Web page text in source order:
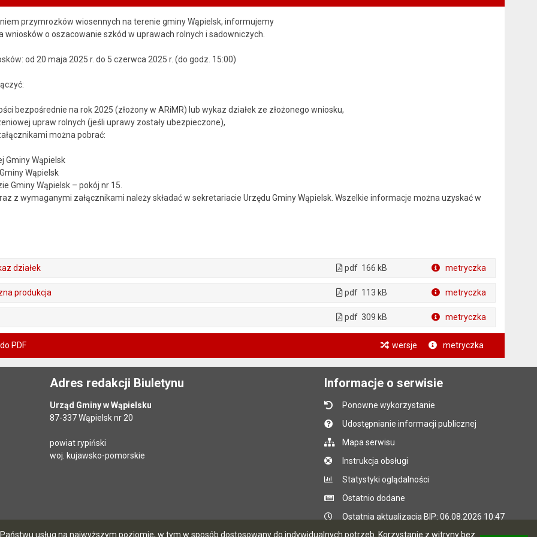
usług na najwyższym poziomie, w tym w sposób dostosowany do indywidualnych potrzeb. Korzystanie z witryny bez
przymrozków wiosennych na terenie gminy Wąpielsk, informujemy
wniosków o oszacowanie szkód w uprawach rolnych i sadowniczych.
od 20 maja 2025 r. do 5 czerwca 2025 r. (do godz. 15:00)
bezpośrednie na rok 2025 (złożony w ARiMR) lub wykaz działek ze złożonego wniosku,
upraw rolnych (jeśli uprawy zostały ubezpieczone),
można pobrać:
Gminy Wąpielsk
Wąpielsk
Gminy Wąpielsk – pokój nr 15.
z wymaganymi załącznikami należy składać w sekretariacie Urzędu Gminy Wąpielsk. Wszelkie informacje można uzyskać w
działek pdf 166 kB metryczka
produkcja pdf 113 kB metryczka
pdf 309 kB metryczka
PDF wersje metryczka
Adres redakcji Biuletynu
Urząd Gminy w Wąpielsku
87-337 Wąpielsk nr 20
powiat rypiński
woj. kujawsko-pomorskie
Informacje o serwisie
Ponowne wykorzystanie
Udostępnianie informacji publicznej
Mapa serwisu
Instrukcja obsługi
Statystyki oglądalności
Ostatnio dodane
Ostatnia aktualizacja BIP: 06.08.2026 10:47